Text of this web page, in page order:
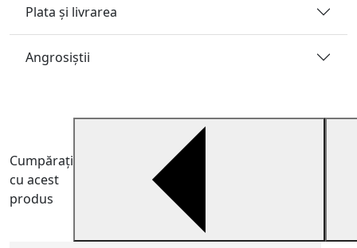
Plata și livrarea
Angrosiştii
Cumpărați
cu acest
produs